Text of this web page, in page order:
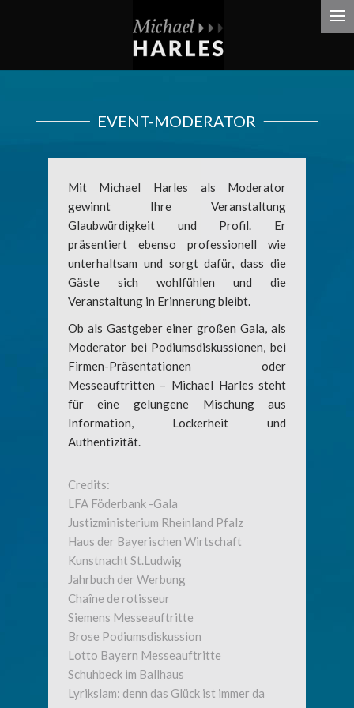
EVENT-MODERATOR
Mit Michael Harles als Moderator
gewinnt Ihre Veranstaltung
Glaubwürdigkeit und Profil. Er
präsentiert ebenso professionell wie
unterhaltsam und sorgt dafür, dass die
Gäste sich wohlfühlen und die
Veranstaltung in Erinnerung bleibt.
Ob als Gastgeber einer großen Gala, als
Moderator bei Podiumsdiskussionen, bei
Firmen-Präsentationen oder
Messeauftritten – Michael Harles steht
für eine gelungene Mischung aus
Information, Lockerheit und
Authentizität.
Credits:
LFA Föderbank -Gala
Justizministerium Rheinland Pfalz
Haus der Bayerischen Wirtschaft
Kunstnacht St.Ludwig
Jahrbuch der Werbung
Chaîne de rotisseur
Siemens Messeauftritte
Brose Podiumsdiskussion
Lotto Bayern Messeauftritte
Schuhbeck im Ballhaus
Lyrikslam: denn das Glück ist immer da